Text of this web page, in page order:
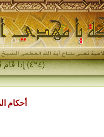
(٤٢٤) إِذَا قَامَ قَائِمُ آلِ مُحَمَّدٍ، جَمَعَ اللهُ لَهُ أَهْلَ المَشْرِقِ-
أحكام المياه